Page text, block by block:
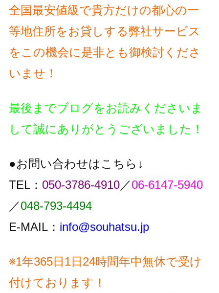
全国最安値級で貴方だけの都心の一
等地住所をお貸しする弊社サービス
をこの機会に是非とも御検討くださ
いませ！
最後までブログをお読みくださいま
して誠にありがとうございました！
●お問い合わせはこちら↓
TEL： 050-3786-4910／06-6147-5940
／048-793-4494
E-MAIL： info@souhatsu.jp
※1年365日1日24時間年中無休で受け
付けております！